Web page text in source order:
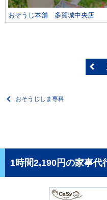
おそうじ本舗 多賀城中央店
おそうじしま専科
1時間2,190円の家事代